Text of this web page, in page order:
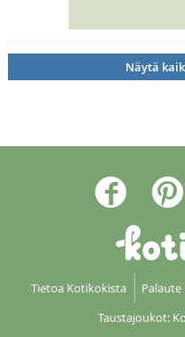
Näytä
Tietoa Kotikokista Palaute
Taustajoukot: